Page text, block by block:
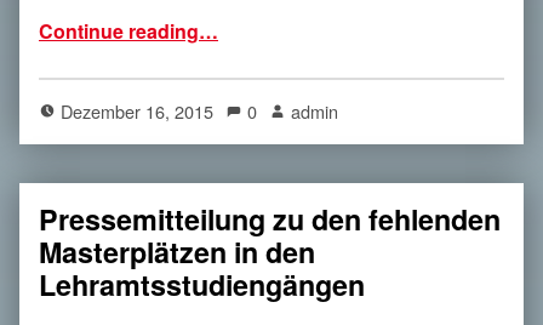
Continue reading…
Dezember 16, 2015 0 admin
Pressemitteilung zu den fehlenden
Masterplätzen in den
Lehramtsstudiengängen